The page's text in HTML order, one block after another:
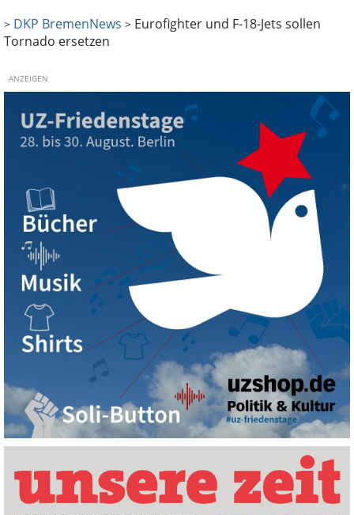
> DKP BremenNews > Eurofighter und F-18-Jets sollen
Tornado ersetzen
ANZEIGEN